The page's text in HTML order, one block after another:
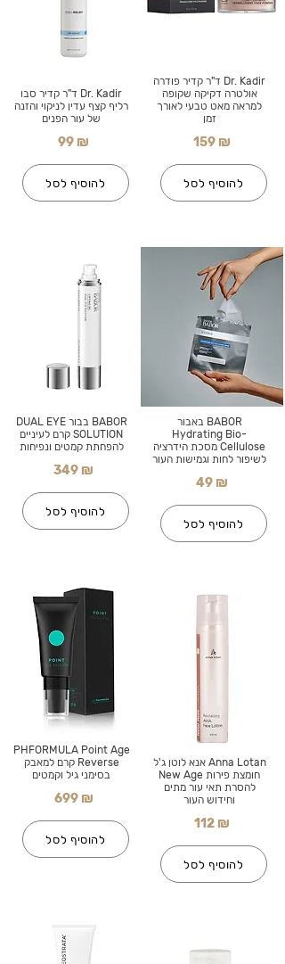
Dr. Kadir ד"ר קדיר סבו
רליף קצף עדין לניקוי והזנה
של עור הפנים
99 ₪
להוסיף לסל
BABOR בבור DUAL EYE
SOLUTION קרם לעיניים
להפחתת קמטים ונפיחות
349 ₪
להוסיף לסל
PHFORMULA Point Age
Reverse קרם למאבק
בסימני גיל וקמטים
699 ₪
להוסיף לסל
Dr. Kadir ד"ר קדיר פודרה
אולטרה דקיקה שקופה
למראה מאט טבעי לאורך
זמן
159 ₪
להוסיף לסל
BABOR באבור
Hydrating Bio-
Cellulose מסכת הידרציה
לשיפור לחות וגמישות העור
49 ₪
להוסיף לסל
Anna Lotan אנא לוטן ג'ל
חומצת פירות New Age
להסרת תאי עור מתים
וחידוש העור
112 ₪
להוסיף לסל